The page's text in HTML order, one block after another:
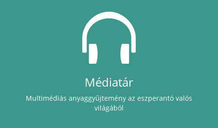
Médiatár
Multimédiás anyaggyűjtemény az eszperantó valós
világából